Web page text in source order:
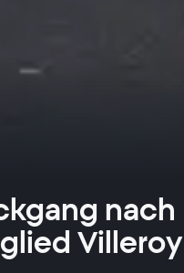
nach
Villeroy